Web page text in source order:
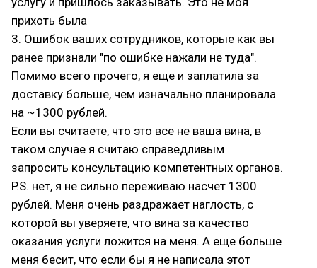
прихоть была
3. Ошибок ваших сотрудников, которые как вы
ранее признали "по ошибке нажали не туда".
Помимо всего прочего, я еще и заплатила за
доставку больше, чем изначально планировала
на ~1300 рублей.
Если вы считаете, что это все не ваша вина, в
таком случае я считаю справедливым
запросить консультацию компетентных органов.
P.S. нет, я не сильно переживаю насчет 1300
рублей. Меня очень раздражает наглость, с
которой вы уверяете, что вина за качество
оказания услуги ложится на меня. А еще больше
меня бесит, что если бы я не написала этот